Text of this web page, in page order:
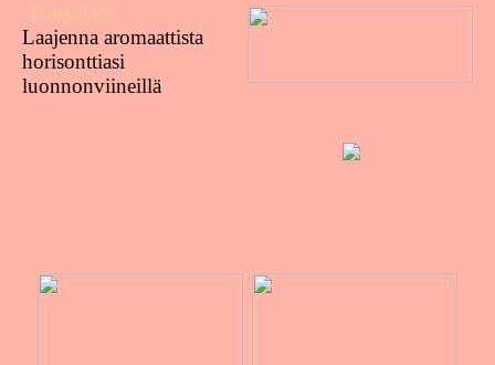
Laajenna aromaattista
horisonttiasi
luonnonviineillä